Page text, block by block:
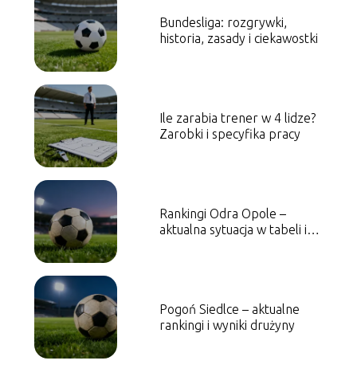
Bundesliga: rozgrywki,
historia, zasady i ciekawostki
Ile zarabia trener w 4 lidze?
Zarobki i specyfika pracy
Rankingi Odra Opole –
aktualna sytuacja w tabeli i
Pogoń Siedlce – aktualne
rankingi i wyniki drużyny